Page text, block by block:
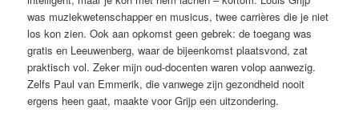
was muziekwetenschapper en musicus, twee carrières die je niet
los kon zien. Ook aan opkomst geen gebrek: de toegang was
gratis en Leeuwenberg, waar de bijeenkomst plaatsvond, zat
praktisch vol. Zeker mijn oud-docenten waren volop aanwezig.
Zelfs Paul van Emmerik, die vanwege zijn gezondheid nooit
ergens heen gaat, maakte voor Grijp een uitzondering.